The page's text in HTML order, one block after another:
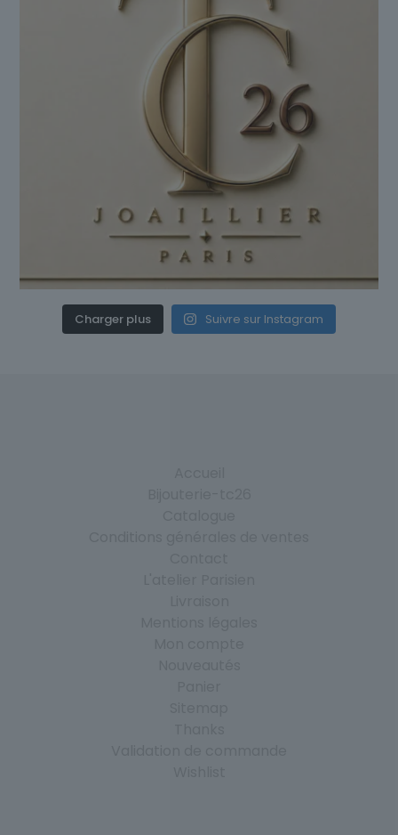
Charger plus Suivre sur Instagram